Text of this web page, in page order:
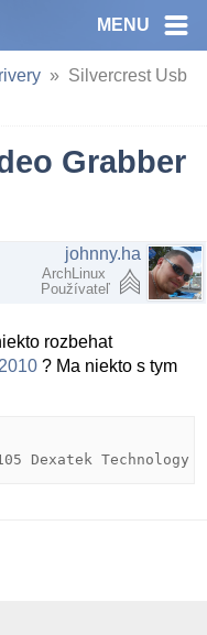
MENU
Silvercrest Usb
Grabber
johnny.ha
ArchLinux
Používateľ
rozbehat
? Ma niekto s tym